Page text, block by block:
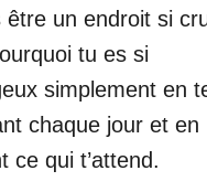
être un endroit si
tu es si
simplement en
chaque jour et en
ce qui t’attend.